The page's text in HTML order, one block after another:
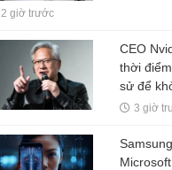
2 giờ trước
CEO
thời
sử để
nhiều
cũng
vượt
3 giờ